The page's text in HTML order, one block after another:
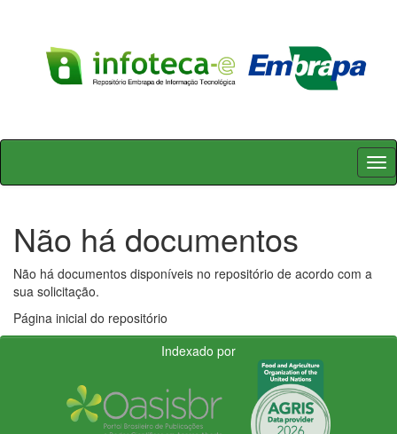
Skip
Não há documentos
Não há documentos disponíveis no repositório de acordo com a
sua solicitação.
Página inicial do repositório
Indexado por